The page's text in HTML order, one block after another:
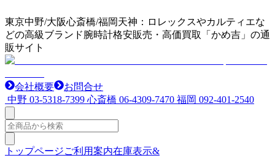
東京中野/大阪心斎橋/福岡天神：ロレックスやカルティエな
どの高級ブランド腕時計格安販売・高価買取「かめ吉」の通
販サイト
会社概要
お問合せ
中野 03-5318-7399 心斎橋 06-4309-7470 福岡 092-401-2540
トップページご利用案内在庫表示&